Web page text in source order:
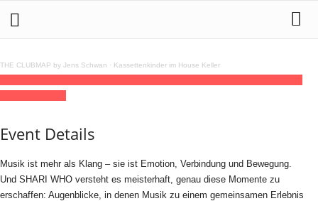
THE CLUBMAP by Jens Schwan · Kassettenkinder im House Keller
Event Details
Musik ist mehr als Klang – sie ist Emotion, Verbindung und Bewegung.
Und SHARI WHO versteht es meisterhaft, genau diese Momente zu
erschaffen: Augenblicke, in denen Musik zu einem gemeinsamen Erlebnis